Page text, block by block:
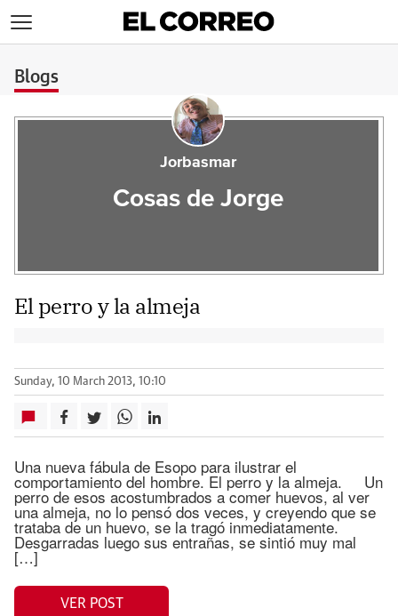
Blogs
Jorbasmar
Cosas de Jorge
El perro y la almeja
Sunday, 10 March 2013, 10:10
Una nueva fábula de Esopo para ilustrar el
comportamiento del hombre. El perro y la almeja. Un
perro de esos acostumbrados a comer huevos, al ver
una almeja, no lo pensó dos veces, y creyendo que se
trataba de un huevo, se la tragó inmediatamente.
Desgarradas luego sus entrañas, se sintió muy mal
[…]
VER POST